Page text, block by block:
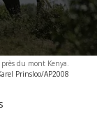
du mont Kenya.
Prinsloo/AP2008